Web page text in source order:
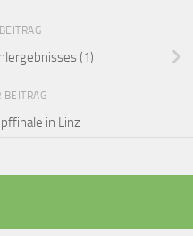
(1)
BEITRAG
in Linz